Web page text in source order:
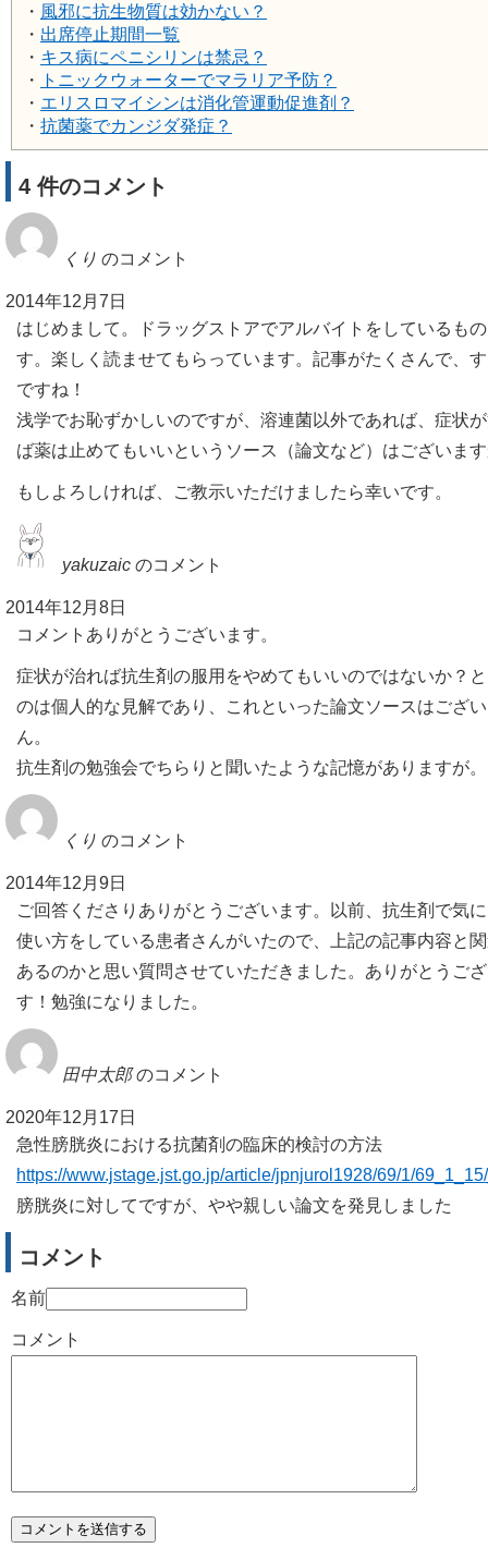
・ 風邪に抗生物質は効かない？
・ 出席停止期間一覧
・ キス病にペニシリンは禁忌？
・
トニックウォーターでマラリア予防？
・ エリスロマイシンは消化管運動促進剤？
・ 抗菌薬でカンジダ発症？
4 件のコメント
くり のコメント
2014年12月7日
はじめまして。ドラッグストアでアルバイトをしているも
す。楽しく読ませてもらっています。記事がたくさんで、
ですね！
浅学でお恥ずかしいのですが、溶連菌以外であれば、症状
ば薬は止めてもいいというソース（論文など）はございま
もしよろしければ、ご教示いただけましたら幸いです。
yakuzaic のコメント
2014年12月8日
コメントありがとうございます。
症状が治れば抗生剤の服用をやめてもいいのではないか？
のは個人的な見解であり、これといった論文ソースはござ
ん。
抗生剤の勉強会でちらりと聞いたような記憶がありますが。
くり のコメント
2014年12月9日
ご回答くださりありがとうございます。以前、抗生剤で気
使い方をしている患者さんがいたので、上記の記事内容と
あるのかと思い質問させていただきました。ありがとうご
す！勉強になりました。
田中太郎 のコメント
2020年12月17日
急性膀胱炎における抗菌剤の臨床的検討の方法
https://www.jstage.jst.go.jp/article/jpnjurol1928/69/1/
膀胱炎に対してですが、やや親しい論文を発見しました
コメント
名前
コメント